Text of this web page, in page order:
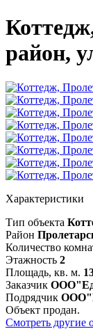
район,
Характеристики
Тип объекта
Район
Количество
Этажность 2
Площадь, кв. м.
Заказчик
Подрядчик
Объект продан.
Смотреть другие